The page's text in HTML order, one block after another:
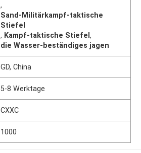
,
Sand-Militärkampf-taktische
Stiefel
, Kampf-taktische Stiefel,
die Wasser-beständiges jagen
GD, China
5-8 Werktage
CXXC
1000